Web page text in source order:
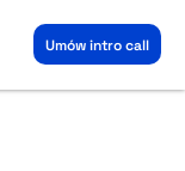
Umów intro call